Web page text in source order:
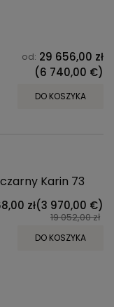
od: 29 656,00 zł
(6 740,00 €)
DO KOSZYKA
Karin 73
zł
19 052,00 zł
(3 970,00 €)
DO KOSZYKA